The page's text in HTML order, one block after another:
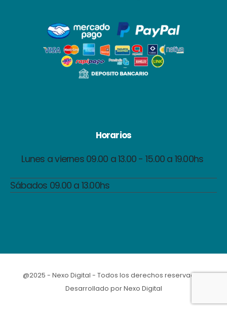
Horarios
Lunes a viernes 09.00 a 13.00 - 15.00 a 19.00hs
Sábados 09.00 a 13.00hs
@2025 - Nexo Digital - Todos los derechos reservados.
Desarrollado porNexo Digital